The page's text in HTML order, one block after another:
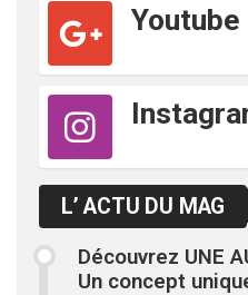
Youtube
L’ ACTU DU MAG
Découvrez UNE
Un concept